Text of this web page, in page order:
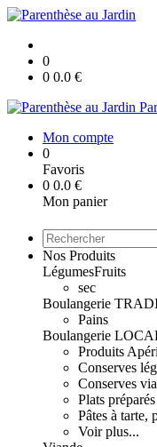
0
0 0.0 €
Mon compte
0
Favoris
0 0.0 €
Mon panier
Nos Produits
LégumesFruits
sec
Boulangerie
Pains
Boulangerie
Produits
Conserves
Conserves
Plats préparés
Pâtes à tarte,
Voir plus...